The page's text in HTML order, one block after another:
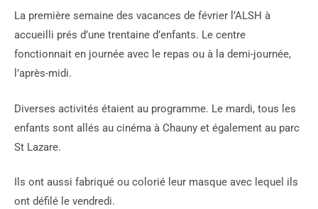
La première semaine des vacances de février l’ALSH à
accueilli prés d’une trentaine d’enfants. Le centre
fonctionnait en journée avec le repas ou à la demi-journée,
l’après-midi.
Diverses activités étaient au programme. Le mardi, tous les
enfants sont allés au cinéma à Chauny et également au parc
St Lazare.
Ils ont aussi fabriqué ou colorié leur masque avec lequel ils
ont défilé le vendredi.